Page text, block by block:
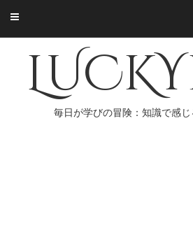
content
毎日が学びの冒険：知識で感